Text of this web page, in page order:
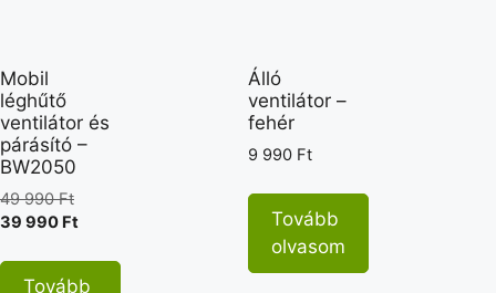
Mobil
léghűtő
ventilátor és
párásító –
BW2050
49 990Ft
39 990 Ft
Tovább
Álló
ventilátor –
fehér
9 990 Ft
Tovább
olvasom